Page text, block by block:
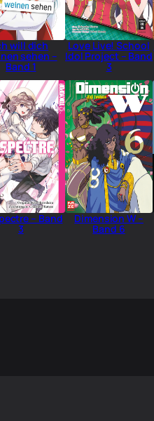
will dich
sehen –
Band 1
Love Live! School
Idol Project – Band
3
– Band
3
Dimension W –
Band 6